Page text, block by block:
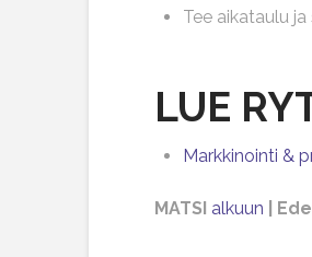
Tee aikataulu
LUE
Markkinointi &
MATSI alkuun |